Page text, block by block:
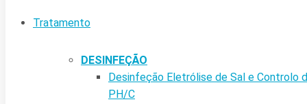
Tratamento
DESINFEÇÃO
Desinfeção Eletrólise de Sal e Controlo
PH/C